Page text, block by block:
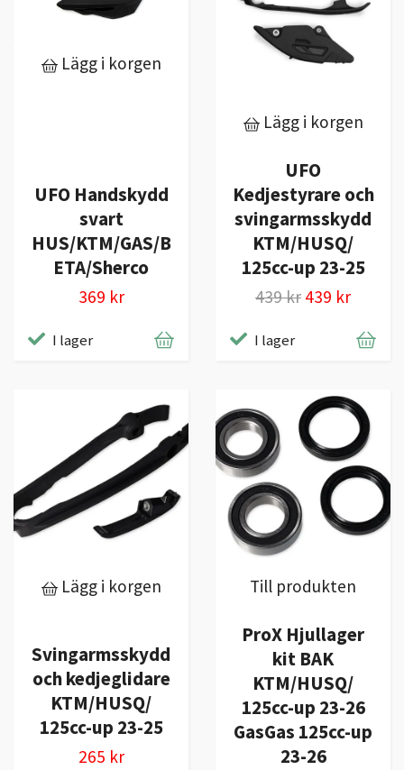
Lägg i korgen
UFO Handskydd
svart
HUS/KTM/GAS/B
ETA/Sherco
369 kr
I lager
Lägg i korgen
UFO
Kedjestyrare och
svingarmsskydd
KTM/HUSQ/
125cc-up 23-25
439 kr 439 kr
I lager
Lägg i korgen
Svingarmsskydd
och kedjeglidare
KTM/HUSQ/
125cc-up 23-25
265 kr
Till produkten
ProX Hjullager
kit BAK
KTM/HUSQ/
125cc-up 23-26
GasGas 125cc-up
23-26